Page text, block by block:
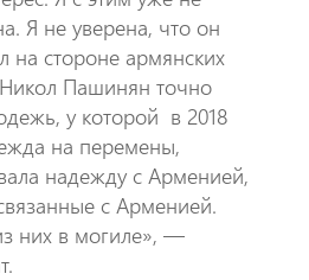
Я не уверена, что он
на стороне армянских
Пашинян точно
у которой в 2018
на перемены,
надежду с Арменией,
с Арменией.
них в могиле», —